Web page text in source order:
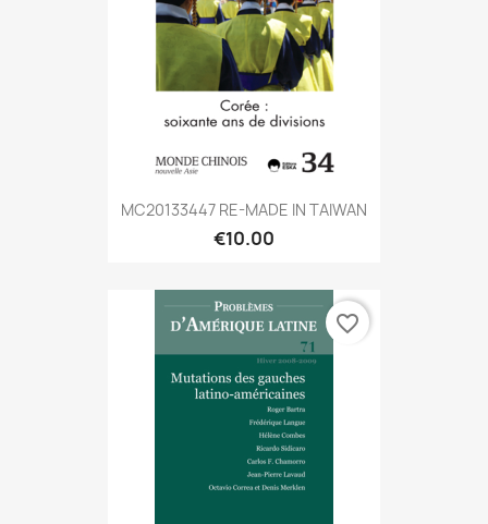
MC20133447 RE-MADE IN TAIWAN
€10.00
favorite_border